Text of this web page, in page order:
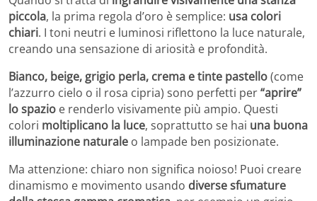
piccola, la prima regola d’oro è semplice: usa colori
chiari. I toni neutri e luminosi riflettono la luce naturale,
creando una sensazione di ariosità e profondità.
Bianco, beige, grigio perla, crema e tinte pastello(come
l’azzurro cielo o il rosa cipria) sono perfetti per“aprire”
lo spazio e renderlo visivamente più ampio. Questi
colori moltiplicano la luce, soprattutto se hai una buona
illuminazione naturale o lampade ben posizionate.
Ma attenzione: chiaro non significa noioso! Puoi creare
dinamismo e movimento usando diverse sfumature